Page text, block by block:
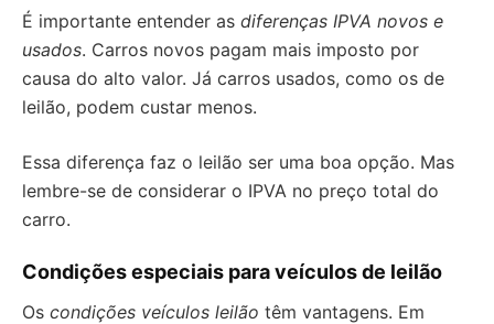
É importante entender as diferenças IPVA novos e
usados. Carros novos pagam mais imposto por
causa do alto valor. Já carros usados, como os de
leilão, podem custar menos.
Essa diferença faz o leilão ser uma boa opção. Mas
lembre-se de considerar o IPVA no preço total do
carro.
Condições especiais para veículos de leilão
Os condições veículos leilão têm vantagens. Em